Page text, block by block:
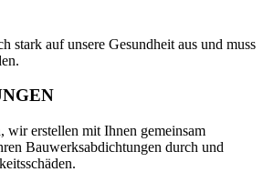
stark auf unsere Gesundheit aus und muss
wir erstellen mit Ihnen gemeinsam
Bauwerksabdichtungen durch und